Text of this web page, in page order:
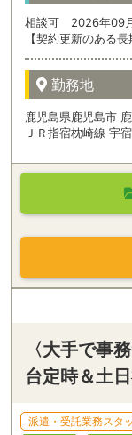
相談可 2026年09
【契約更新のある
勤務地
鹿児島県鹿児島市
ＪＲ指宿枕崎線 宇
〈大手で事
台定時＆土
派遣・受託業務スタ